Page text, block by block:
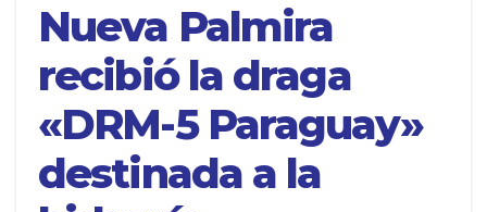
Nueva Palmira
recibió la draga
«DRM-5 Paraguay»
destinada a la